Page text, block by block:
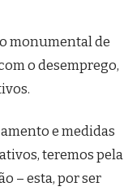
monumental de
o desemprego,
e medidas
teremos pela
– esta, por ser